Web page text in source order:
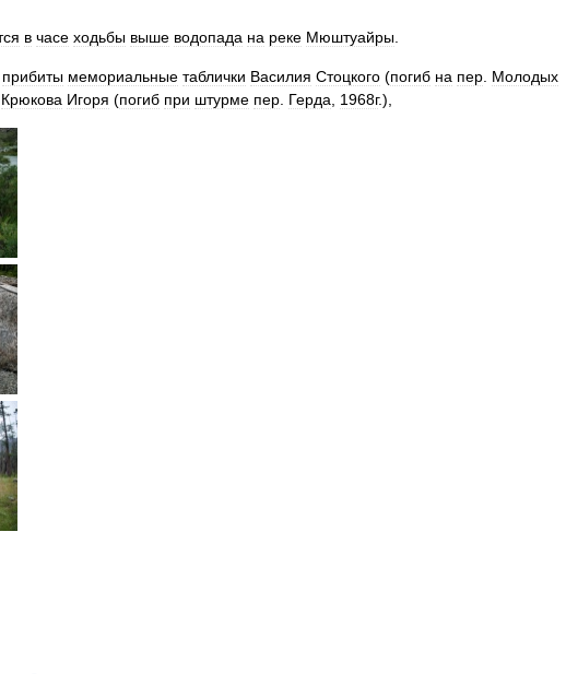
в часе ходьбы выше водопада на реке Мюштуайры
прибиты мемориальные таблички Василия Стоцкого (погиб на пер Молодых
Крюкова Игоря (погиб при штурме пер Герда 1968г.),